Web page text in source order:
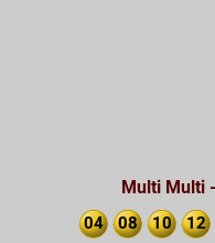
Multi Multi
04 08 10 12